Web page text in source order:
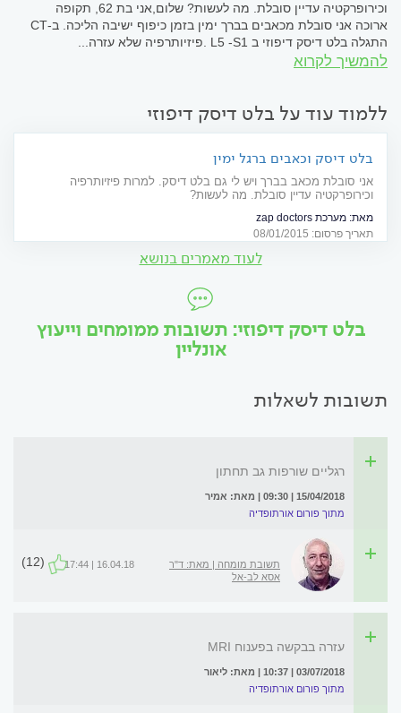
וכירופרקטיה עדיין סובלת. מה לעשות? שלום,אני בת 62, תקופה
ארוכה אני סובלת מכאבים בברך ימין בזמן כיפוף ישיבה הליכה. ב-CT
התגלה בלט דיסק דיפוזי ב L5 -S1 .פיזיותרפיה שלא עזרה...
להמשיך לקרוא
ללמוד עוד על בלט דיסק דיפוזי
בלט דיסק וכאבים ברגל ימין
אני סובלת מכאב בברך ויש לי גם בלט דיסק. למרות פיזיותרפיה
וכירופרקטיה עדיין סובלת. מה לעשות?
מאת: מערכת zap doctors
תאריך פרסום: 08/01/2015
לעוד מאמרים בנושא
בלט דיסק דיפוזי: תשובות ממומחים וייעוץ
אונליין
תשובות לשאלות
רגליים שורפות גב תחתון
15/04/2018 | 09:30 | מאת: אמיר
מתוך פורום אורתופדיה
תשובת מומחה | מאת: ד"ר
אסא לב-אל
16.04.18 | 17:44
(12)
עזרה בבקשה בפענוח MRI
03/07/2018 | 10:37 | מאת: ליאור
מתוך פורום אורתופדיה